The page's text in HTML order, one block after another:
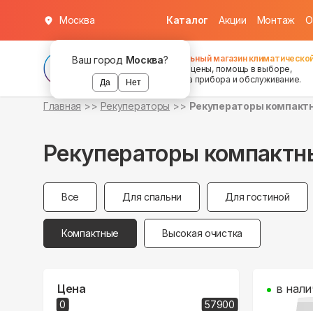
Ваш город Москва?
Да Нет
Москва Каталог Акции Монтаж О
Федеральный магазин
хорошие цены, помощь в выборе,
установка прибора и обслуживание.
Главная Рекуператоры Рекуператоры
Рекуператоры
Все Для спальни Для гостиной
Компактные Высокая очистка
Цена
0 57900
в